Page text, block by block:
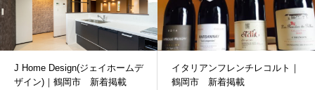
J Home Design(ジェイホームデ
ザイン)｜鶴岡市 新着掲載
イタリアンフレンチレコルト｜
鶴岡市 新着掲載